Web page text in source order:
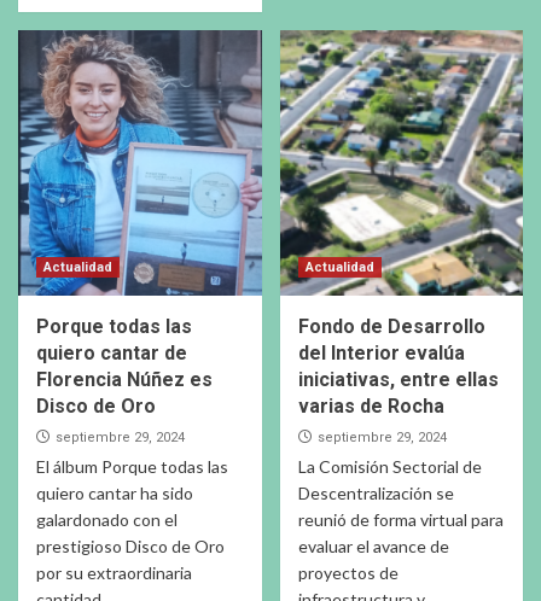
Actualidad
Porque todas las
quiero cantar de
Florencia Núñez es
Disco de Oro
septiembre 29, 2024
El álbum Porque todas las
quiero cantar ha sido
galardonado con el
prestigioso Disco de Oro
por su extraordinaria
Actualidad
Fondo de Desarrollo
del Interior evalúa
iniciativas, entre ellas
varias de Rocha
septiembre 29, 2024
La Comisión Sectorial de
Descentralización se
reunió de forma virtual para
evaluar el avance de
proyectos de